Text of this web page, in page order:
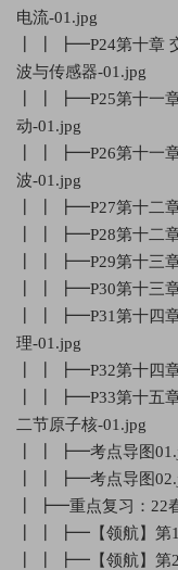
电流-01.jpg
┃ ┃ ┣━P24第十章
波与传感器-01.jpg
┃ ┃ ┣━P25第十一章
动-01.jpg
┃ ┃ ┣━P26第十一章
波-01.jpg
┃ ┃ ┣━P27第十二章
┃ ┃ ┣━P28第十二章
┃ ┃ ┣━P29第十三章
┃ ┃ ┣━P30第十三章
┃ ┃ ┣━P31第十四章
理-01.jpg
┃ ┃ ┣━P32第十四章
┃ ┃ ┣━P33第十五章
二节原子核-01.jpg
┃ ┃ ┣━考点导图
┃ ┃ ┣━考点导图
┃ ┣━重点复习：22
┃ ┃ ┣━【领航】第1
┃ ┃ ┣━【领航】第2